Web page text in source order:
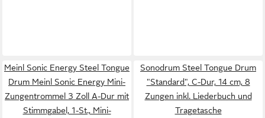
Meinl Sonic Energy Steel Tongue
Drum Meinl Sonic Energy Mini-
Zungentrommel 3 Zoll A-Dur mit
Stimmgabel, 1-St., Mini-
Sonodrum Steel Tongue Drum
"Standard", C-Dur, 14 cm, 8
Zungen inkl. Liederbuch und
Tragetasche